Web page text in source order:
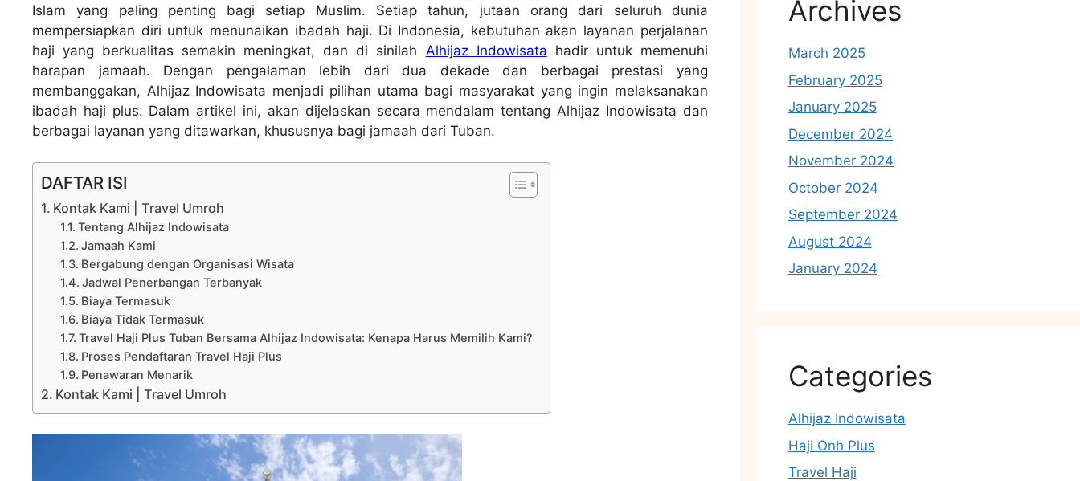
Islam yang paling penting bagi setiap Muslim. Setiap tahun, jutaan orang dari seluruh dunia
mempersiapkan diri untuk menunaikan ibadah haji. Di Indonesia, kebutuhan akan layanan perjalanan
haji yang berkualitas semakin meningkat, dan di sinilah Alhijaz Indowisata hadir untuk memenuhi
harapan jamaah. Dengan pengalaman lebih dari dua dekade dan berbagai prestasi yang
membanggakan, Alhijaz Indowisata menjadi pilihan utama bagi masyarakat yang ingin melaksanakan
ibadah haji plus. Dalam artikel ini, akan dijelaskan secara mendalam tentang Alhijaz Indowisata dan
berbagai layanan yang ditawarkan, khususnya bagi jamaah dari Tuban.
DAFTAR ISI
Kontak Kami | Travel Umroh
Tentang Alhijaz Indowisata
Jamaah Kami
Bergabung dengan Organisasi Wisata
Jadwal Penerbangan Terbanyak
Biaya Termasuk
Biaya Tidak Termasuk
Travel Haji Plus Tuban Bersama Alhijaz Indowisata: Kenapa Harus Memilih Kami?
Proses Pendaftaran Travel Haji Plus
Penawaran Menarik
Kontak Kami | Travel Umroh
Archives
March 2025
February 2025
January 2025
December 2024
November 2024
October 2024
September 2024
August 2024
January 2024
Categories
Alhijaz Indowisata
Haji Onh Plus
Travel Haji